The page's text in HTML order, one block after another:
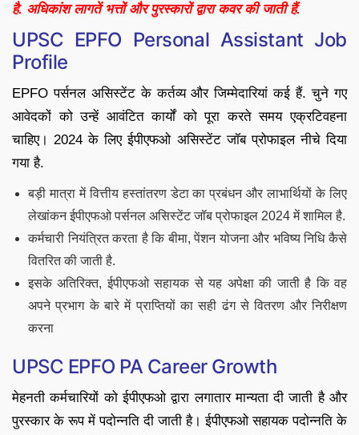
है. अधिकांश लागतें भत्तों और पुरस्कारों द्वारा कवर की जाती हैं.
UPSC EPFO Personal Assistant Job
Profile
EPFO पर्सनल असिस्टेंट के कर्तव्य और जिम्मेदारियां कई हैं. चुने गए
आवेदकों को उन्हें आवंटित कार्यों को पूरा करते समय एक्रटिवहना
चाहिए। 2024 के लिए ईपीएफओ असिस्टेंट जॉब प्रोफाइल नीचे दिया
गया है.
बड़ी मात्रा में वित्तीय हस्तांतरण डेटा का प्रबंधन और लाभार्थियों के लिए
लेखांकन ईपीएफओ पर्सनल असिस्टेंट जॉब प्रोफाइल 2024 में शामिल है.
कर्मचारी नियंत्रित करता है कि बीमा, पेंशन योजना और भविष्य निधि कैसे
वितरित की जाती है.
इसके अतिरिक्त, ईपीएफओ सहायक से यह अपेक्षा की जाती है कि वह
अपने प्रभाग के बारे में प्राप्तियों का सही ढंग से वितरण और निरीक्षण
करना
UPSC EPFO PA Career Growth
मेहनती कर्मचारियों को ईपीएफओ द्वारा लगातार मान्यता दी जाती है और
पुरस्कार के रूप में पदोन्नति दी जाती है। ईपीएफओ सहायक पदोन्नति के